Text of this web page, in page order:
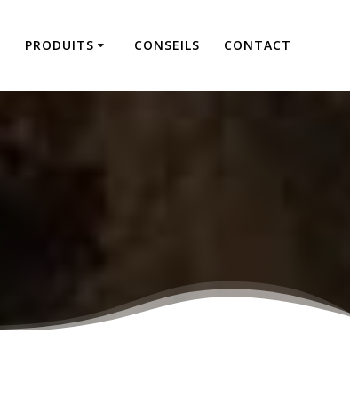
PRODUITS CONSEILS CONTACT